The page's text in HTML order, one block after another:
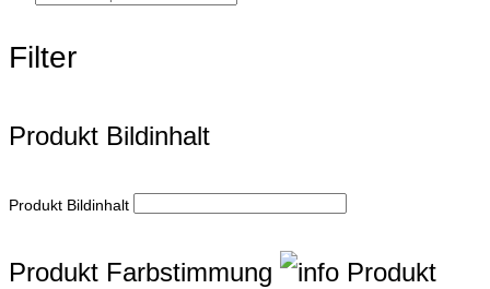
search
Filter
Produkt Bildinhalt
Produkt Bildinhalt
Produkt Farbstimmung
Produkt